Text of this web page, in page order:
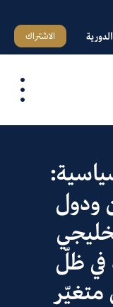
الاشتراك
ودول
في ظلّ